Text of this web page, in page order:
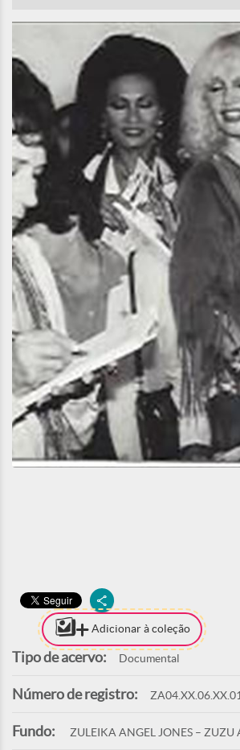
Adicionar à coleção
Tipo de acervo: Documental
Número de registro:
Fundo: ZULEIKA ANGEL JONES – ZUZU